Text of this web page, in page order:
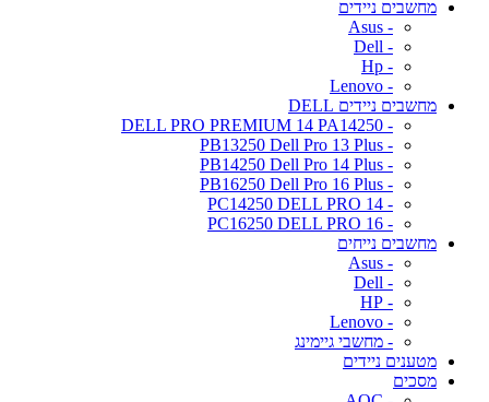
מחשבים ניידים
- Asus
- Dell
- Hp
- Lenovo
מחשבים ניידים DELL
- DELL PRO PREMIUM 14 PA14250
- PB13250 Dell Pro 13 Plus
- PB14250 Dell Pro 14 Plus
- PB16250 Dell Pro 16 Plus
- PC14250 DELL PRO 14
- PC16250 DELL PRO 16
מחשבים נייחים
- Asus
- Dell
- HP
- Lenovo
- מחשבי גיימינג
מטענים ניידים
מסכים